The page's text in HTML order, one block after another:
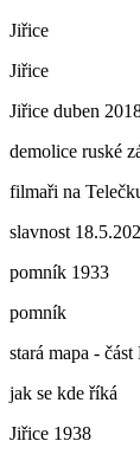
Jiřice
Jiřice
Jiřice duben
demolice ruské
filmaři na
slavnost
pomník 1933
pomník
stará mapa -
jak se kde říká
Jiřice 1938